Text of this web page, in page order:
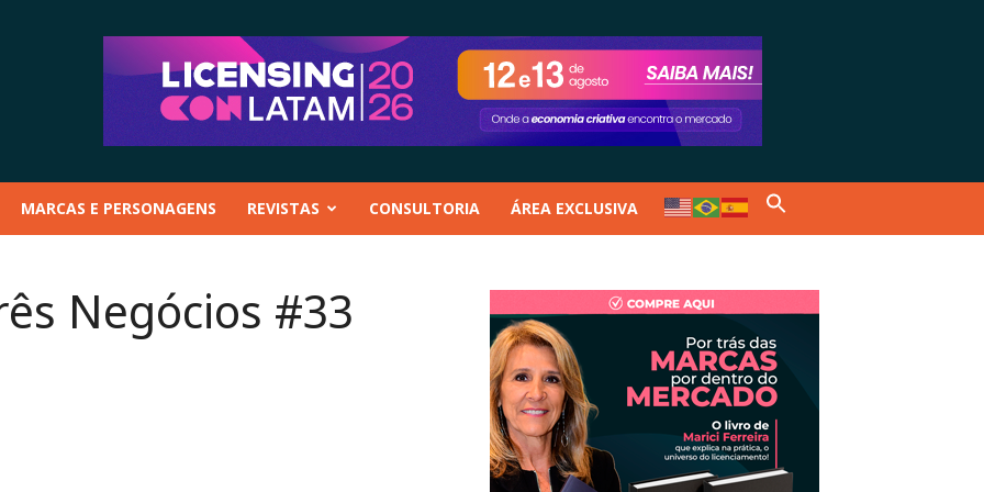
MARCAS E PERSONAGENS REVISTAS CONSULTORIA ÁREA EXCLUSIVA
Negócios #33